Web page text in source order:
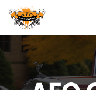
au
contenu
principal